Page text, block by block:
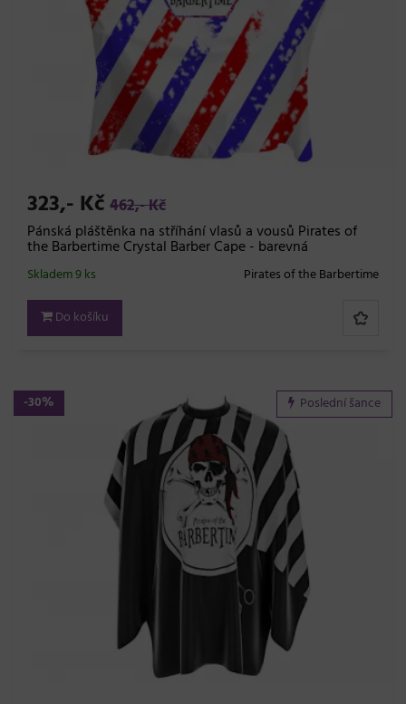
323,- Kč 462,- Kč
Pánská pláštěnka na stříhání vlasů a vousů Pirates of
the Barbertime Crystal Barber Cape - barevná
Pirates of the Barbertime
Skladem 9 ks
Do košíku
-30% Poslední šance